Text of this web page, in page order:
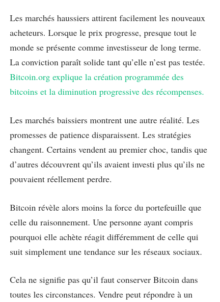
Les marchés haussiers attirent facilement les nouveaux
acheteurs. Lorsque le prix progresse, presque tout le
monde se présente comme investisseur de long terme.
La conviction paraît solide tant qu’elle n’est pas testée.
Bitcoin.org explique la création programmée des
bitcoins et la diminution progressive des récompenses.
Les marchés baissiers montrent une autre réalité. Les
promesses de patience disparaissent. Les stratégies
changent. Certains vendent au premier choc, tandis que
d’autres découvrent qu’ils avaient investi plus qu’ils ne
pouvaient réellement perdre.
Bitcoin révèle alors moins la force du portefeuille que
celle du raisonnement. Une personne ayant compris
pourquoi elle achète réagit différemment de celle qui
suit simplement une tendance sur les réseaux sociaux.
Cela ne signifie pas qu’il faut conserver Bitcoin dans
toutes les circonstances. Vendre peut répondre à un